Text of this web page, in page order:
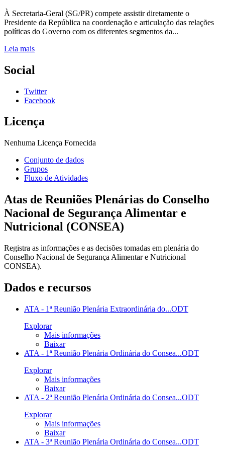
À Secretaria-Geral (SG/PR) compete assistir diretamente o
Presidente da República na coordenação e articulação das relações
políticas do Governo com os diferentes segmentos da...
Leia mais
Social
Twitter
Facebook
Licença
Nenhuma Licença Fornecida
Conjunto de dados
Grupos
Fluxo de Atividades
Atas de Reuniões Plenárias do Conselho
Nacional de Segurança Alimentar e
Nutricional (CONSEA)
Registra as informações e as decisões tomadas em plenária do
Conselho Nacional de Segurança Alimentar e Nutricional
CONSEA).
Dados e recursos
ATA - 1ª Reunião Plenária Extraordinária do...ODT
Explorar
Mais informações
Baixar
ATA - 1ª Reunião Plenária Ordinária do Consea...ODT
Explorar
Mais informações
Baixar
ATA - 2ª Reunião Plenária Ordinária do Consea...ODT
Explorar
Mais informações
Baixar
ATA - 3ª Reunião Plenária Ordinária do Consea...ODT